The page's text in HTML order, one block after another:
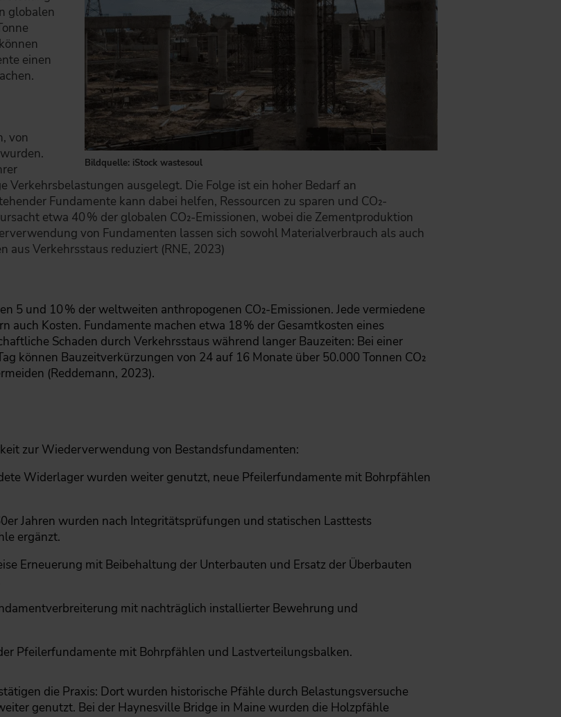
Bildquelle: iStock wastesoul
globalen
einen
von
ausgelegt. Die Folge ist ein hoher Bedarf an
Fundamente kann dabei helfen, Ressourcen zu sparen und CO₂-
etwa 40 % der globalen CO₂-Emissionen, wobei die Zementproduktion
von Fundamenten lassen sich sowohl Materialverbrauch als auch
aus Verkehrsstaus reduziert (RNE, 2023)
5 und 10 % der weltweiten anthropogenen CO₂-Emissionen. Jede vermiedene
auch Kosten. Fundamente machen etwa 18 % der Gesamtkosten eines
Schaden durch Verkehrsstaus während langer Bauzeiten: Bei einer
können Bauzeitverkürzungen von 24 auf 16 Monate über 50.000 Tonnen CO₂
(Reddemann, 2023).
zur Wiederverwendung von Bestandsfundamenten:
Widerlager wurden weiter genutzt, neue Pfeilerfundamente mit Bohrpfählen
Jahren wurden nach Integritätsprüfungen und statischen Lasttests
ergänzt.
Erneuerung mit Beibehaltung der Unterbauten und Ersatz der Überbauten
mit nachträglich installierter Bewehrung und
Pfeilerfundamente mit Bohrpfählen und Lastverteilungsbalken.
die Praxis: Dort wurden historische Pfähle durch Belastungsversuche
genutzt. Bei der Haynesville Bridge in Maine wurden die Holzpfähle